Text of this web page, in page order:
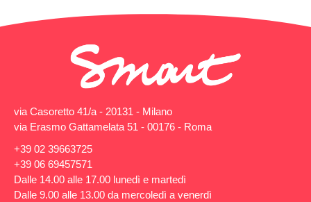
via Casoretto 41/a - 20131 - Milano
via Erasmo Gattamelata 51 - 00176 - Roma
+39 02 39663725
+39 06 69457571
Dalle 14.00 alle 17.00 lunedì e martedì
Dalle 9.00 alle 13.00 da mercoledì a venerdì